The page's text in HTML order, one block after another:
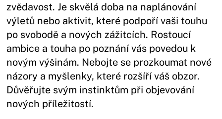
zvědavost. Je skvělá doba na naplánování
výletů nebo aktivit, které podpoří vaši touhu
po svobodě a nových zážitcích. Rostoucí
ambice a touha po poznání vás povedou k
novým výšinám. Nebojte se prozkoumat nové
názory a myšlenky, které rozšíří váš obzor.
Důvěřujte svým instinktům při objevování
nových příležitostí.